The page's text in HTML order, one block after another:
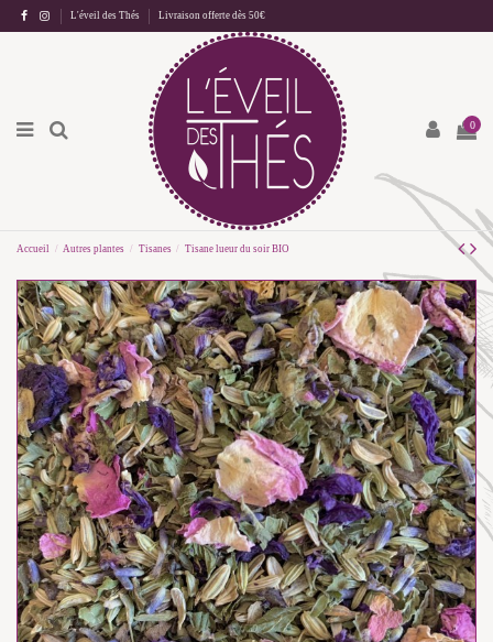
L'éveil des Thés Livraison offerte dès 50€
0
Accueil Autres plantes Tisanes Tisane lueur du soir BIO